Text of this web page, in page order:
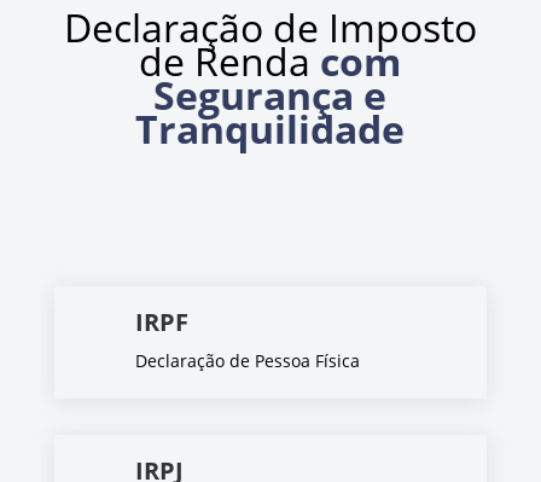
Declaração de Imposto
de Renda com
Segurança e
Tranquilidade
IRPF
Declaração de Pessoa Física
IRPJ